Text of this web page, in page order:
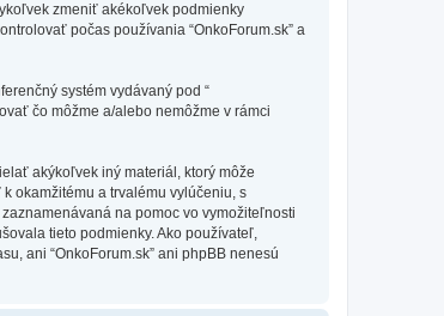
zmeniť akékoľvek podmienky
počas používania “OnkoForum.sk” a
systém vydávaný pod “
čo môžme a/alebo nemôžme v rámci
akýkoľvek iný materiál, ktorý môže
okamžitému a trvalému vylúčeniu, s
na pomoc vo vymožiteľnosti
tieto podmienky. Ako používateľ,
ani “OnkoForum.sk” ani phpBB nenesú